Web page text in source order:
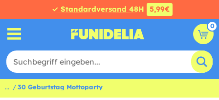
✓ Standardversand 48H 5,99€
0
... 30 Geburtstag Mottoparty